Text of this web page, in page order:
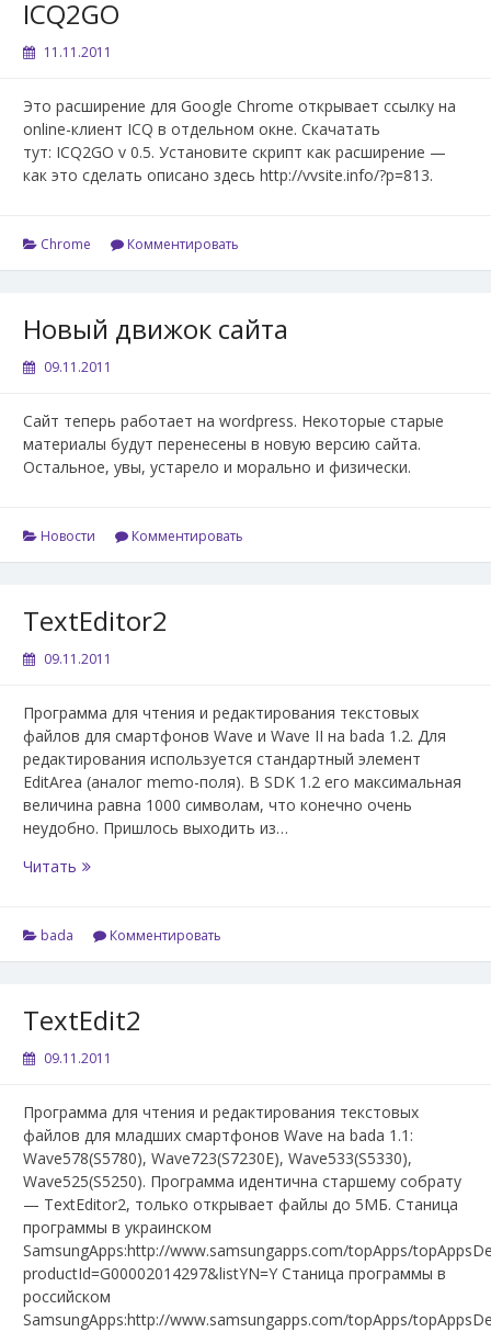
ICQ2GO
11.11.2011
Это расширение для Google Chrome открывает ссылку на
online-клиент ICQ в отдельном окне. Скачатать
тут: ICQ2GO v 0.5. Установите скрипт как расширение —
как это сделать описано здесь http://vvsite.info/?p=813.
Chrome Комментировать
Новый движок сайта
09.11.2011
Сайт теперь работает на wordpress. Некоторые старые
материалы будут перенесены в новую версию сайта.
Остальное, увы, устарело и морально и физически.
Новости Комментировать
TextEditor2
09.11.2011
Программа для чтения и редактирования текстовых
файлов для смартфонов Wave и Wave II на bada 1.2. Для
редактирования используется стандартный элемент
EditArea (аналог memo-поля). В SDK 1.2 его максимальная
величина равна 1000 символам, что конечно очень
неудобно. Пришлось выходить из…
Читать TextEditor2
bada Комментировать
TextEdit2
09.11.2011
Программа для чтения и редактирования текстовых
файлов для младших смартфонов Wave на bada 1.1:
Wave578(S5780), Wave723(S7230E), Wave533(S5330),
Wave525(S5250). Программа идентична старшему собрату
— TextEditor2, только открывает файлы до 5МБ. Станица
программы в украинском
SamsungApps:http://www.samsungapps.com/topApps/
productId=G00002014297&listYN=Y Станица программы в
российском
SamsungApps:http://www.samsungapps.com/topApps/